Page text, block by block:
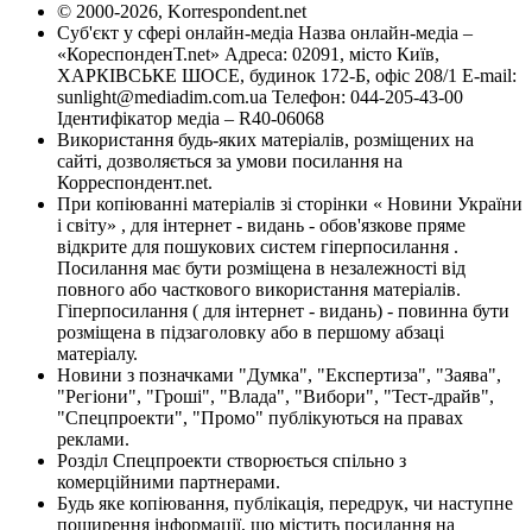
© 2000-2026, Korrespondent.net
Суб'єкт у сфері онлайн-медіа Назва онлайн-медіа –
«КореспонденТ.net» Адреса: 02091, місто Київ,
ХАРКІВСЬКЕ ШОСЕ, будинок 172-Б, офіс 208/1 E-mail:
sunlight@mediadim.com.ua Телефон: 044-205-43-00
Ідентифікатор медіа – R40-06068
Використання будь-яких матеріалів, розміщених на
сайті, дозволяється за умови посилання на
Корреспондент.net.
При копіюванні матеріалів зі сторінки « Новини України
і світу» , для інтернет - видань - обов'язкове пряме
відкрите для пошукових систем гіперпосилання .
Посилання має бути розміщена в незалежності від
повного або часткового використання матеріалів.
Гіперпосилання ( для інтернет - видань) - повинна бути
розміщена в підзаголовку або в першому абзаці
матеріалу.
Новини з позначками "Думка", "Експертиза", "Заява",
"Регіони", "Гроші", "Влада", "Вибори", "Тест-драйв",
"Спецпроекти", "Промо" публікуються на правах
реклами.
Розділ Спецпроекти створюється спільно з
комерційними партнерами.
Будь яке копіювання, публікація, передрук, чи наступне
поширення інформації, що містить посилання на